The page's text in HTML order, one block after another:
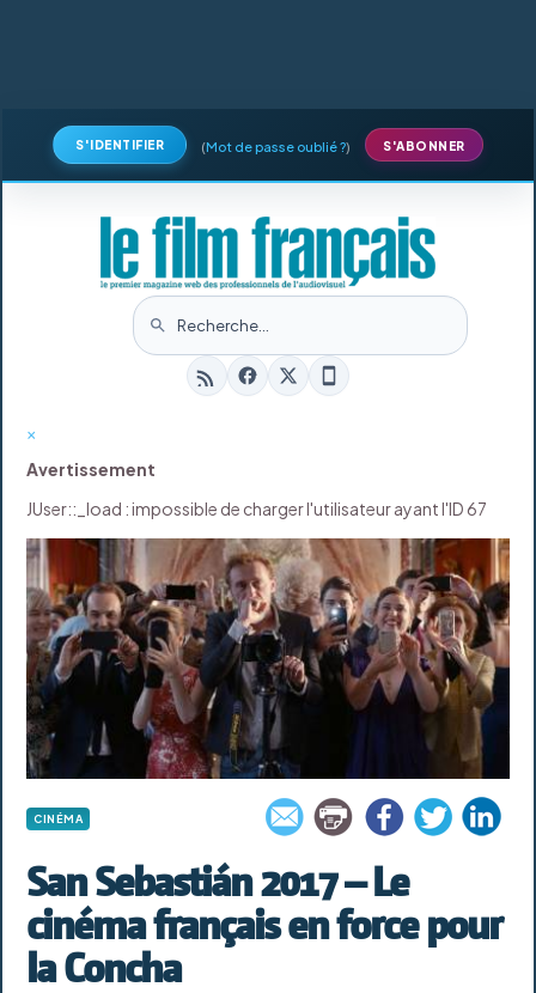
S'IDENTIFIER (Mot de passe oublié ?) S'ABONNER
×
Avertissement
JUser::_load : impossible de charger l'utilisateur ayant l'ID 67
CINÉMA
San Sebastián 2017 – Le
cinéma français en force pour
la Concha